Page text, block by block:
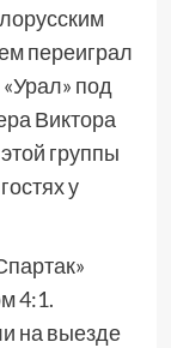
переиграл
под
Виктора
группы
у
4:1.
на выезде